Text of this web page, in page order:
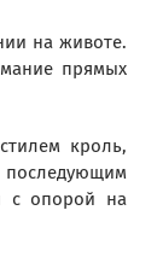
на животе.
прямых
кроль,
с опорой на